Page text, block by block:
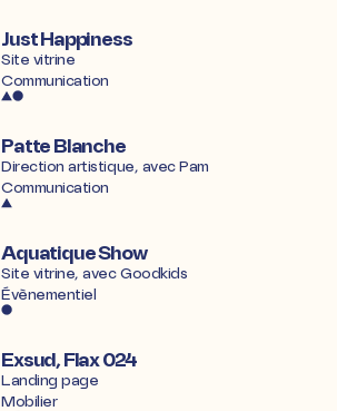
Just Happiness
Site vitrine
Communication
Patte Blanche
Direction artistique, avecPam
Communication
Aquatique Show
Site vitrine, avecGoodkids
Évènementiel
Exsud, Flax 024
Landing page
Mobilier